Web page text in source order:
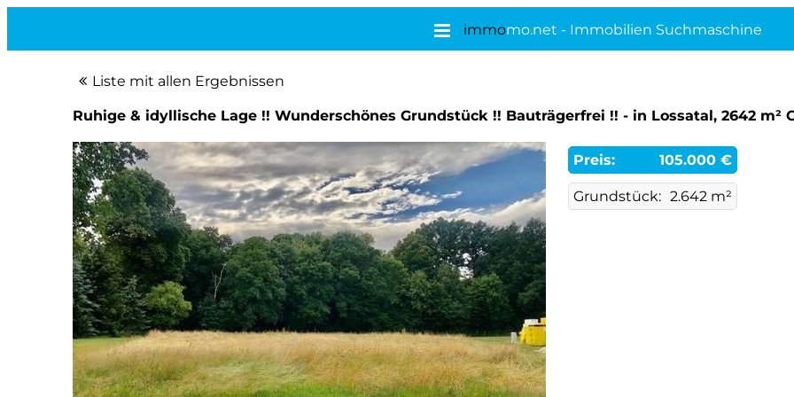
immomo.net - Immobilien Suchmaschine
Liste mit allen Ergebnissen
Ruhige & idyllische Lage !! Wunderschönes Grundstück !! Bauträgerfrei !! - in Lossatal, 2642 m²
Preis: 105.000 €
Grundstück: 2.642 m²